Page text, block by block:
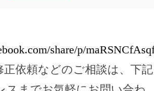
share/p/
正依頼などのご相談は、下記